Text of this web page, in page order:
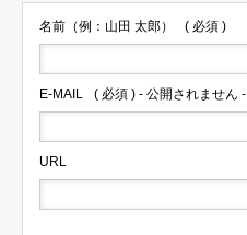
名前（例：山田 太郎） ( 必須 )
E-MAIL ( 必須 ) - 公開されません -
URL